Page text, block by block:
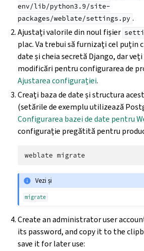
env/lib/python3.9/site-
packages/weblate/settings.py .
Ajustați valorile din noul fișier
plac. Va trebui să furnizați cel puțin
date și cheia secretă Django, dar
modificări pentru configurarea de
Ajustarea configurației.
Creați baza de date și structura
(setările de exemplu utilizează
Configurarea bazei de date pentru
configurație pregătită pentru
weblate
Vezi și
migrate
Create an administrator user
its password, and copy it to the
save it for later use: